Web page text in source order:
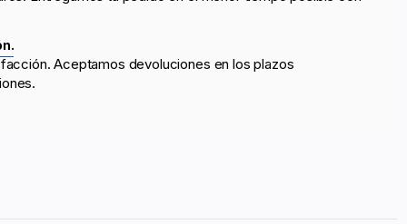
Aceptamos devoluciones en los plazos